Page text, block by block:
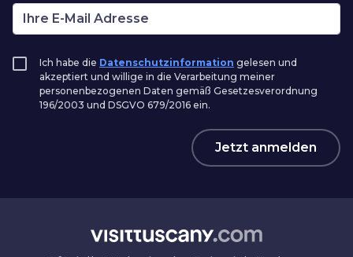
Ich habe die Datenschutzinformation gelesen und
akzeptiert und willige in die Verarbeitung meiner
personenbezogenen Daten gemäß Gesetzesverordnung
196/2003 und DSGVO 679/2016 ein.
Jetzt anmelden